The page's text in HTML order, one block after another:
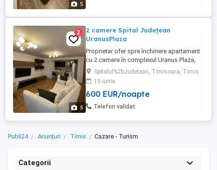
5
5
2
2 camere Spital Județean
UranusPlaza
Proprietar ofer spre închiriere apartament
cu 2 camere în complexul Uranus Plaza,
lângă Spitalul Județean. Apartament
modern, cu suprafață utilă de 60 mp +
terasă generoasă de 10 mp, ideal pentru
confort și relaxare. Complet mobilat și
utilat, luminos și bine compartimentat,
Spitalul%2bJudetean, Timisoara, Timis
15 iunie
600 EUR/noapte
Telefon validat
Publi24 Anunțuri Timis Cazare - Turism
Categorii